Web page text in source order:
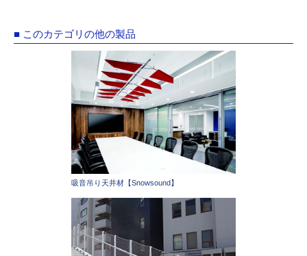
■ このカテゴリの他の製品
吸音吊り天井材【Snowsound】